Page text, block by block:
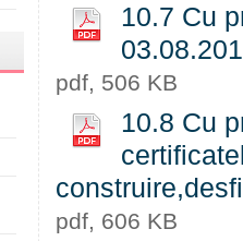
10.7 Cu
pdf, 506 KB
10.8 Cu
pdf, 606 KB